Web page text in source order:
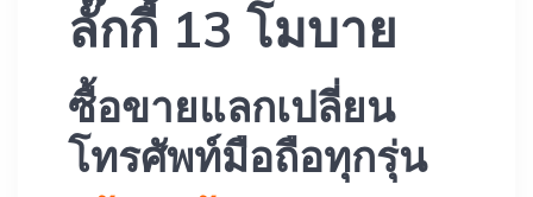
ลั๊กกี้ 13 โมบาย
ซื้อขายแลกเปลี่ยน
โทรศัพท์มือถือทุกรุ่น